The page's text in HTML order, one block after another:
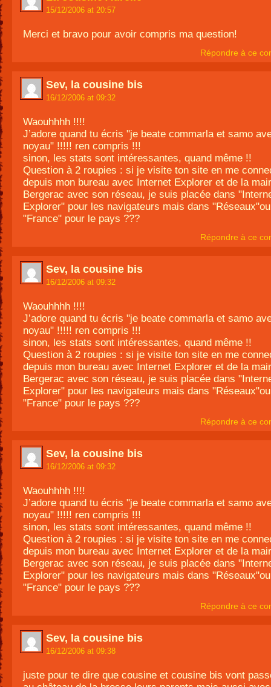
15/12/2006 at 20:57
Merci et bravo pour avoir compris ma question!
Répondre à ce
Sev, la cousine bis
16/12/2006 at 09:32
Waouhhhh !!!!
J’adore quand tu écris "je beate commarla et samo
noyau" !!!!! ren compris !!!
sinon, les stats sont intéressantes, quand même !!
Question à 2 roupies : si je visite ton site en me
depuis mon bureau avec Internet Explorer et de la
Bergerac avec son réseau, je suis placée dans
Explorer" pour les navigateurs mais dans
"France" pour le pays ???
Répondre à ce
Sev, la cousine bis
16/12/2006 at 09:32
Waouhhhh !!!!
J’adore quand tu écris "je beate commarla et samo
noyau" !!!!! ren compris !!!
sinon, les stats sont intéressantes, quand même !!
Question à 2 roupies : si je visite ton site en me
depuis mon bureau avec Internet Explorer et de la
Bergerac avec son réseau, je suis placée dans
Explorer" pour les navigateurs mais dans
"France" pour le pays ???
Répondre à ce
Sev, la cousine bis
16/12/2006 at 09:32
Waouhhhh !!!!
J’adore quand tu écris "je beate commarla et samo
noyau" !!!!! ren compris !!!
sinon, les stats sont intéressantes, quand même !!
Question à 2 roupies : si je visite ton site en me
depuis mon bureau avec Internet Explorer et de la
Bergerac avec son réseau, je suis placée dans
Explorer" pour les navigateurs mais dans
"France" pour le pays ???
Répondre à ce
Sev, la cousine bis
16/12/2006 at 09:38
juste pour te dire que cousine et cousine bis vont